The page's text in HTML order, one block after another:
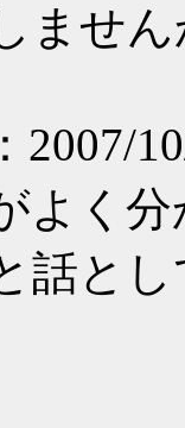
ませ
： 2007/
よく分
話と